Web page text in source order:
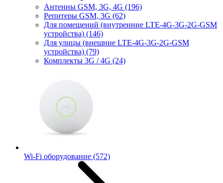
Антенны GSM, 3G, 4G (196)
Репитеры GSM, 3G (62)
Для помещений (внутренние LTE-4G-3G-2G-GSM
устройства) (146)
Для улицы (внешние LTE-4G-3G-2G-GSM
устройства) (79)
Комплекты 3G / 4G (24)
Wi-Fi оборудование (572)